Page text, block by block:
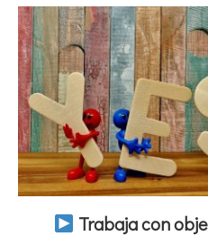
Trabaja con